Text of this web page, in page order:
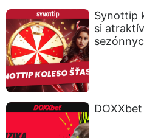
Synottip
si